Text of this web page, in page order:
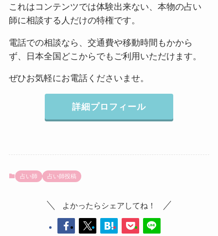
これはコンテンツでは体験出来ない、本物の占い
師に相談する人だけの特権です。
電話での相談なら、交通費や移動時間もかから
ず、日本全国どこからでもご利用いただけます。
ぜひお気軽にお電話くださいませ。
詳細プロフィール
占い師 占い師投稿
よかったらシェアしてね！